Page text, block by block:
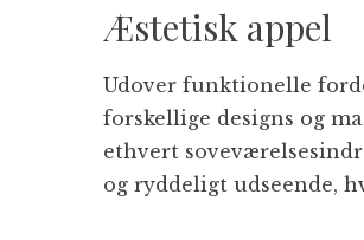
Æstetisk appel
Udover funktionelle
forskellige designs og
ethvert
og ryddeligt udseende,